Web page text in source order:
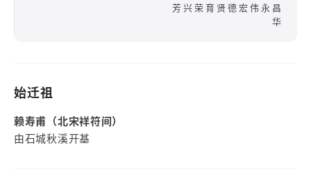
芳兴荣育贤德宏伟永昌
华
始迁祖
赖寿甫（北宋祥符间）
由石城秋溪开基